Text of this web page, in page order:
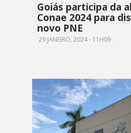
Goiás participa da
Conae 2024 para
novo PNE
29 JANEIRO, 2024 - 11H09